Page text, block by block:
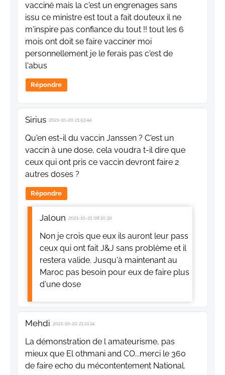
vacciné mais la c'est un engrenages sans
issu ce ministre est tout a fait douteux il ne
m'inspire pas confiance du tout !! tout les 6
mois ont doit se faire vacciner moi
personnellement je le ferais pas c'est de
l'abus
Répondre
Sirius 2021-10-20 21:53:44
Qu'en est-il du vaccin Janssen ? C'est un
vaccin à une dose, cela voudra t-il dire que
ceux qui ont pris ce vaccin devront faire 2
autres doses ?
Répondre
Jaloun 2021-10-21 08:10:30
Non je crois que eux ils auront leur pass
ceux qui ont fait J&J sans problème et il
restera valide. Jusqu'à maintenant au
Maroc pas besoin pour eux de faire plus
d'une dose
Mehdi 2021-10-20 21:21:14
La démonstration de l amateurisme, pas
mieux que El othmani and CO...merci le 360
de faire echo du mécontentement National.